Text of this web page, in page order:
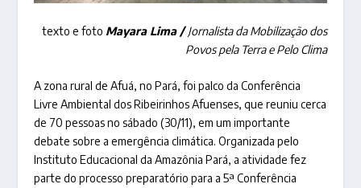
texto e foto Mayara Lima /Jornalista da Mobilização dos
Povos pela Terra e Pelo Clima
A zona rural de Afuá, no Pará, foi palco da Conferência
Livre Ambiental dos Ribeirinhos Afuenses, que reuniu cerca
de 70 pessoas no sábado (30/11), em um importante
debate sobre a emergência climática. Organizada pelo
Instituto Educacional da Amazônia Pará, a atividade fez
parte do processo preparatório para a 5ª Conferência